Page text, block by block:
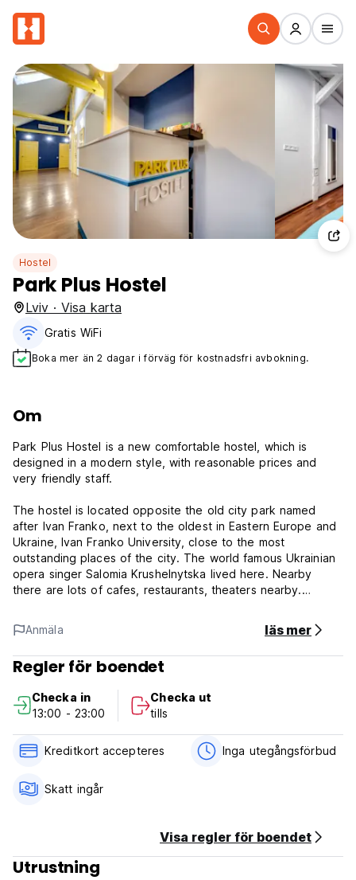
Hostel
Park Plus Hostel
Lviv · Visa karta
Gratis WiFi
Boka mer än 2 dagar i förväg för kostnadsfri avbokning.
Om
Park Plus Hostel is a new comfortable hostel, which is
designed in a modern style, with reasonable prices and
very friendly staff.
The hostel is located opposite the old city park named
after Ivan Franko, next to the oldest in Eastern Europe and
Ukraine, Ivan Franko University, close to the most
outstanding places of the city. The world famous Ukrainian
opera singer Salomia Krushelnytska lived here. Nearby
there are lots of cafes, restaurants, theaters nearby.
Park Plus Hostel offers 8 comfortable rooms for 32 guests
in general. All rooms are equipped with orthopedic
mattresses, tables, chairs, individual lockers with a lock,
shelf-mounted clothes hanger. Free Wi-Fi is available.
Park Plus Hostel Policies & Conditions:
Check in from 13:00.
Check out before 11:00.
Cancellation policy: 24 h before arrival.
Payment upon arrival by cash, credit cards, debit cards.
Taxes are not included, payable on arrival.
Breakfast not included.
Anmäla läs mer
Regler för boendet
Checka in
13:00 - 23:00
Checka ut
tills
Kreditkort accepteres Inga utegångsförbud
Skatt ingår
Visa regler för boendet
Utrustning